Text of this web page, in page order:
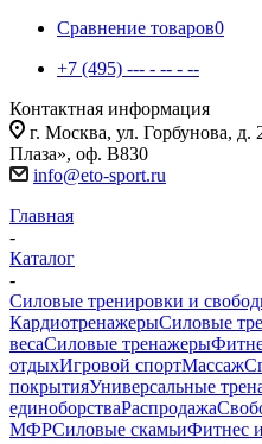
Сравнение товаров0
+7 (495) --- - -- - --
Контактная информация
г. Москва, ул. Горбунова,
Плаза», оф. В830
info@eto-sport.ru
Главная
-
Каталог
-
Силовые тренировки и
КардиотренажерыСиловые
весаСиловые тренажеры
отдыхИгровой спортМассаж
покрытияУниверсальные
единоборстваРаспродажа
МФРСиловые скамьиФитнес